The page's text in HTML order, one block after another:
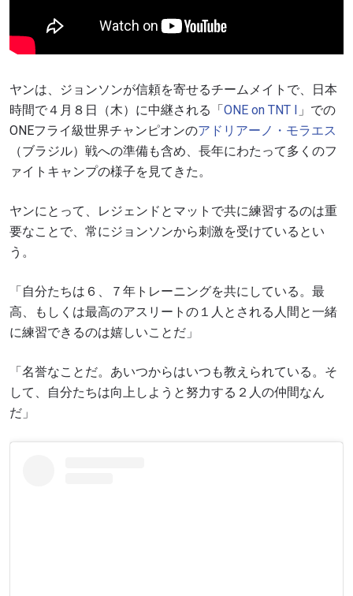
ヤンは、ジョンソンが信頼を寄せるチームメイトで、日本
時間で４月８日（木）に中継される「ONE on TNT I 」での
ONEフライ級世界チャンピオンのアドリアーノ・モラエス
（ブラジル）戦への準備も含め、長年にわたって多くのフ
ァイトキャンプの様子を見てきた。
ヤンにとって、レジェンドとマットで共に練習するのは重
要なことで、常にジョンソンから刺激を受けているとい
う。
「自分たちは６、７年トレーニングを共にしている。最
高、もしくは最高のアスリートの１人とされる人間と一緒
に練習できるのは嬉しいことだ」
「名誉なことだ。あいつからはいつも教えられている。そ
して、自分たちは向上しようと努力する２人の仲間なん
だ」